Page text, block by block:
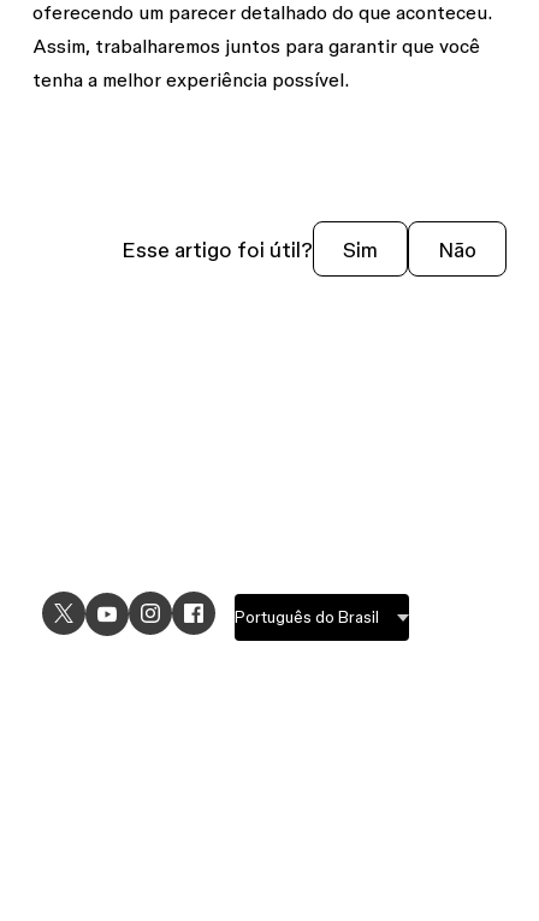
oferecendo um parecer detalhado do que aconteceu.
Assim, trabalharemos juntos para garantir que você
tenha a melhor experiência possível.
Esse artigo foi útil? Sim Não